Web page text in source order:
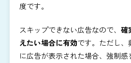
度です。
スキップできない広告なので、 確
えたい場合に有効です。ただし、
に広告が表示された場合、強制